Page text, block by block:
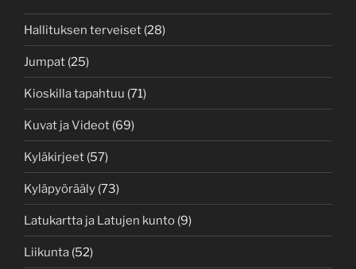
Hallituksen terveiset (28)
Jumpat (25)
Kioskilla tapahtuu (71)
Kuvat ja Videot (69)
Kyläkirjeet (57)
Kyläpyörääly (73)
Latukartta ja Latujen kunto (9)
Liikunta (52)